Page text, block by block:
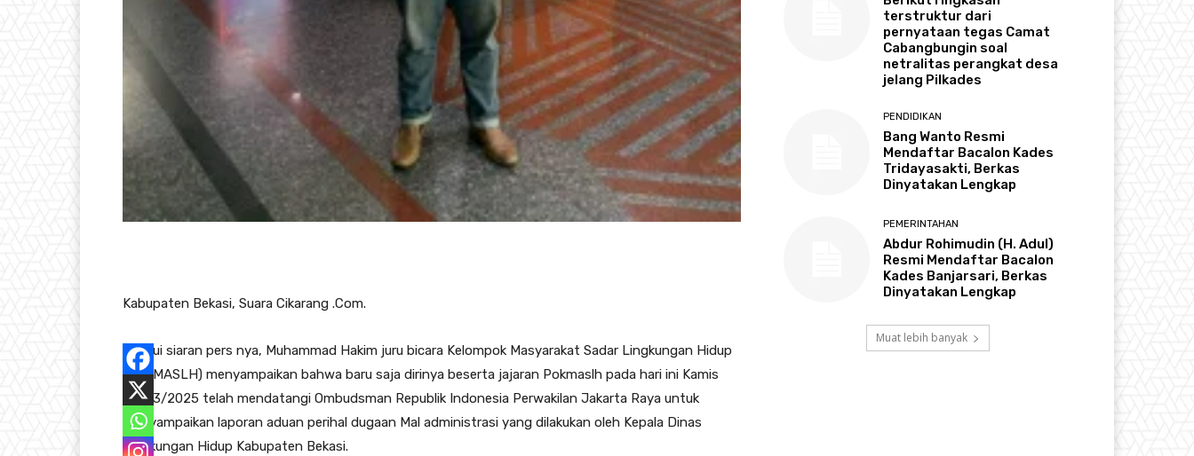
Kabupaten Bekasi, Suara Cikarang .Com.
Melalui siaran pers nya, Muhammad Hakim juru bicara Kelompok Masyarakat Sadar Lingkungan Hidup
(POKMASLH) menyampaikan bahwa baru saja dirinya beserta jajaran Pokmaslh pada hari ini Kamis
06/03/2025 telah mendatangi Ombudsman Republik Indonesia Perwakilan Jakarta Raya untuk
menyampaikan laporan aduan perihal dugaan Mal administrasi yang dilakukan oleh Kepala Dinas
Lingkungan Hidup Kabupaten Bekasi.
terstruktur dari
pernyataan tegas Camat
Cabangbungin soal
netralitas perangkat desa
jelang Pilkades
PENDIDIKAN
Bang Wanto Resmi
Mendaftar Bacalon Kades
Tridayasakti, Berkas
Dinyatakan Lengkap
PEMERINTAHAN
Abdur Rohimudin (H. Adul)
Resmi Mendaftar Bacalon
Kades Banjarsari, Berkas
Dinyatakan Lengkap
Muat lebih banyak